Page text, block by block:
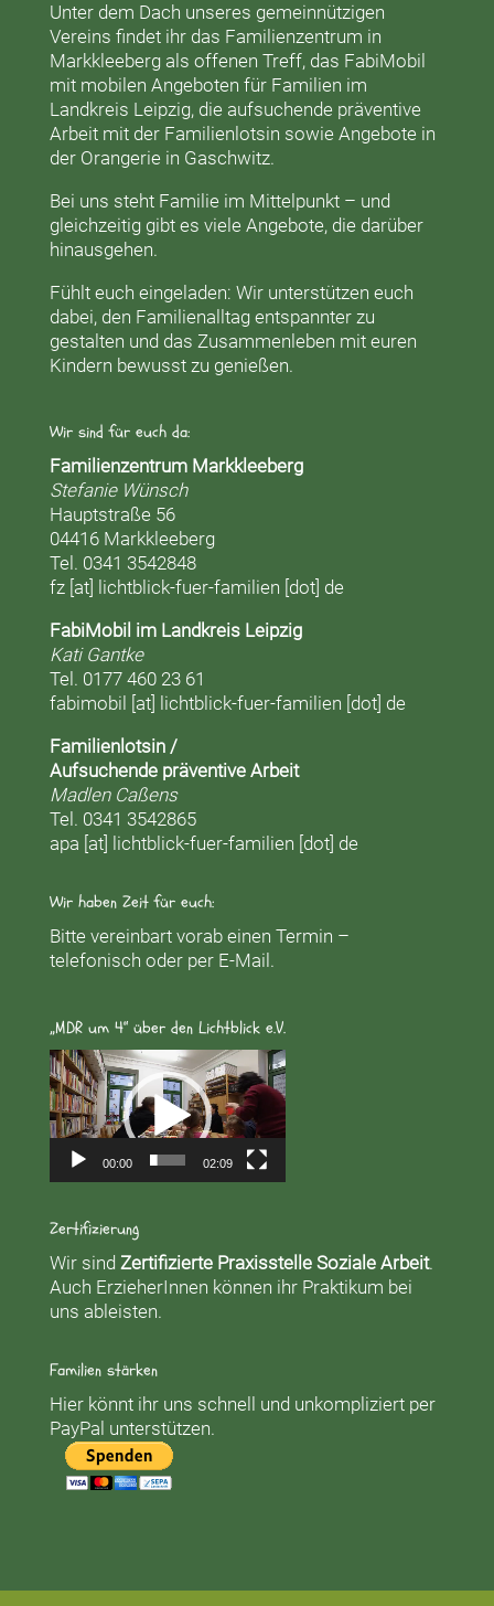
Unter dem Dach unseres gemeinnützigen
Vereins findet ihr das Familienzentrum in
Markkleebergals offenen Treff, das FabiMobil
mit mobilen Angeboten für Familien im
Landkreis Leipzig, die aufsuchende präventive
Arbeit mit der Familienlotsin sowie Angebote in
der Orangeriein Gaschwitz.
Bei uns steht Familie im Mittelpunkt – und
gleichzeitig gibt es viele Angebote, die darüber
hinausgehen.
Fühlt euch eingeladen: Wir unterstützen euch
dabei, den Familienalltag entspannter zu
gestalten und das Zusammenleben mit euren
Kindern bewusst zu genießen.
Wir sind für euch da:
Familienzentrum Markkleeberg
Stefanie Wünsch
Hauptstraße 56
04416 Markkleeberg
Tel. 0341 3542848
fz [at] lichtblick-fuer-familien [dot] de
FabiMobil im Landkreis Leipzig
Kati Gantke
Tel. 0177 460 23 61
fabimobil [at] lichtblick-fuer-familien [dot] de
Familienlotsin /
Aufsuchende präventive Arbeit
Madlen Caßens
Tel. 0341 3542865
apa [at] lichtblick-fuer-familien [dot] de
Wir haben Zeit für euch:
Bitte vereinbart vorab einen Termin –
telefonisch oder per E-Mail.
„MDR um 4“ über den Lichtblick e.V.
Video-
Player
00:00 02:09
Zertifizierung
Wir sind Zertifizierte Praxisstelle Soziale Arbeit.
Auch ErzieherInnen können ihr Praktikum bei
uns ableisten.
Familien stärken
Hier könnt ihr uns schnell und unkompliziert per
PayPal unterstützen.